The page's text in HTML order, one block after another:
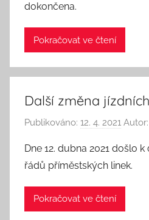
dokončena.
Pokračovat ve čtení
Další změna
Publikováno: 12. 4. 2021 Autor:
Dne 12. dubna 2021 došlo
řádů příměstských linek.
Pokračovat ve čtení